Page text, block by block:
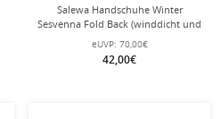
Salewa Handschuhe Winter
Sesvenna Fold Back (winddicht und
atmungsaktiv) - schwarz
eUVP: 70,00€
42,00€